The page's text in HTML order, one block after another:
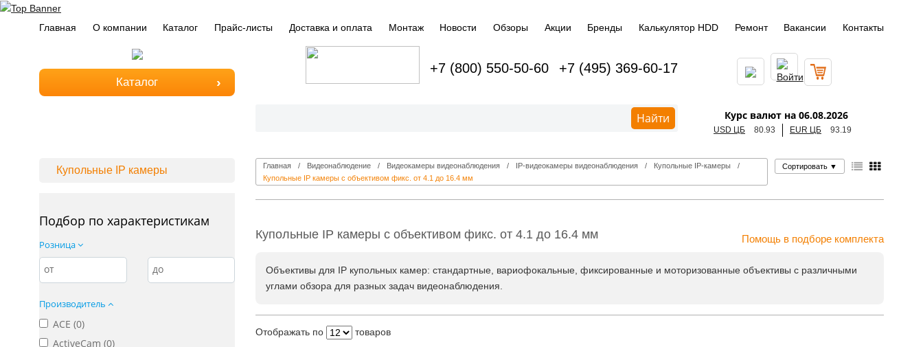
Главная О компании Каталог Прайс-листы Доставка и оплата Монтаж Новости Обзоры Акции Бренды Калькулятор HDD Ремонт Вакансии Контакты
Каталог
+7 (800) 550-50-60 +7 (495) 369-60-17
Найти Курс валют на 06.08.2026
USD ЦБ 80.93 EUR ЦБ 93.19
Купольные IP камеры
Подбор по характеристикам
Розница
от до
Производитель
ACE (0)
ActiveCam (0)
Главная Видеонаблюдение Видеокамеры видеонаблюдения IP‑видеокамеры видеонаблюдения
Купольные IP‑камеры
Купольные IP камеры с объективом фикс. от 4.1 до 16.4 мм
Сортировать ▼
Купольные IP камеры с объективом фикс. от 4.1 до 16.4 мм Помощь в подборе комплекта
Объективы для IP купольных камер: стандартные, вариофокальные, фиксированные и моторизованные объективы с различными
углами обзора для разных задач видеонаблюдения.
Отображать по товаров